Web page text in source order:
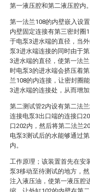
第一液压腔和第二液压腔内。
第一法兰108的内壁嵌入设
内壁固定连接有第三密封圈
于电泵3进水端的直径，当
泵3进水端连接的同时由于
3进水端的直径，使第一法
时电泵3的进水端会挤压着
兰108的内连接，让密封圈
3进水端的连接处，从而增
第二测试管2内设有第二法
连接电泵3出口端的连接口
口202内，然后将第二法兰
电泵3测试后的水能够通过
内。
工作原理；该装置首先在安
泵3移动至待测试的地方，
注入液压油，使第一液压腔